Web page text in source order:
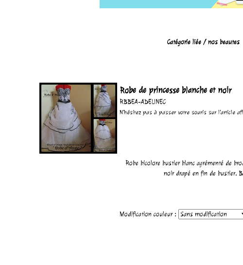
Catégorie liée /nos beautes
Robe de princesse blanche et noir
RBBEA-ADELINEC
N'hésitez pas à passer votre souris sur l'article
Robe bicolore bustier blanc agrémenté de
noir drapé en fin de bustier.
Modification couleur :